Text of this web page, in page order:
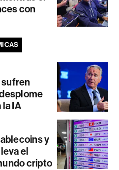
con
sufren
la IA
y
el
cripto